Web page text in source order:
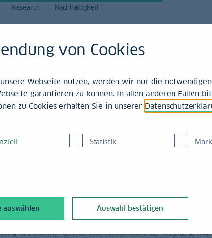
Research Nachhaltigkeit
3. Quartal
ist im dritten Quartal überraschend um 0,2 % (Q/Q)
von Cookies
Webseite nutzen, werden wir nur die
garantieren zu können. In allen anderen Fällen
zu Cookies erhalten Sie in unserer
Statistik
auswählen Auswahl bestätigen